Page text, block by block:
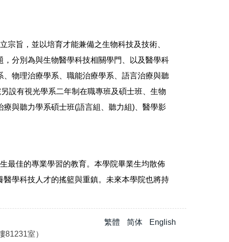
旨，並以培育才能兼備之生物科技及技術、
分別為與生物醫學科技相關學門、以及醫學科
物理治療學系、職能治療學系、語言治療與聽
設有視光學系二年制在職專班及碩士班
生物
療與聽力學系碩士班(語言組 、聽力組)
醫學影
最佳的專業學習的教育。本學院畢業生均散佈
學科技人才的搖籃與重鎮。未來本學院也將持
繁體 简体
English
81231室）